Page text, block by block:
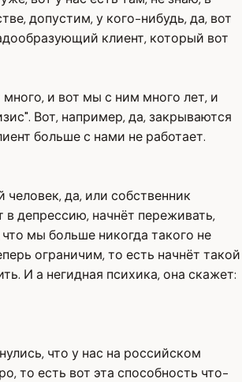
допустим, у кого-нибудь, да, вот
клиент, который вот
и вот мы с ним много лет, и
Вот, например, да, закрываются
больше с нами не работает.
человек, да, или собственник
в депрессию, начнёт переживать,
мы больше никогда такого не
ограничим, то есть начнёт такой
И а негидная психика, она скажет:
что у нас на российском
то есть вот эта способность что-